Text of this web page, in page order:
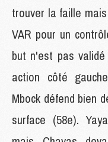
trouver la faille
VAR pour un
but n'est pas
action côté
Mbock défend bien
surface (58e).